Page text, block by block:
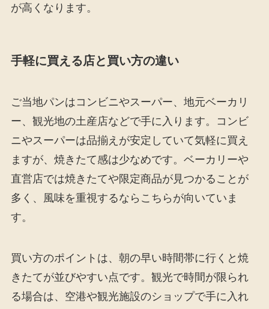
が高くなります。
手軽に買える店と買い方の違い
ご当地パンはコンビニやスーパー、地元ベーカリ
ー、観光地の土産店などで手に入ります。コンビ
ニやスーパーは品揃えが安定していて気軽に買え
ますが、焼きたて感は少なめです。ベーカリーや
直営店では焼きたてや限定商品が見つかることが
多く、風味を重視するならこちらが向いていま
す。
買い方のポイントは、朝の早い時間帯に行くと焼
きたてが並びやすい点です。観光で時間が限られ
る場合は、空港や観光施設のショップで手に入れ